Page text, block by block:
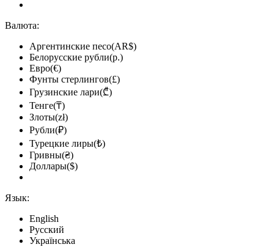
Валюта:
Аргентинские песо(AR$)
Белорусские рубли(р.)
Евро(€)
Фунты стерлингов(£)
Грузинские лари(₾)
Тенге(₸)
Злоты(zł)
Рубли(₽)
Турецкие лиры(₺)
Гривны(₴)
Доллары($)
Язык:
English
Русский
Українська